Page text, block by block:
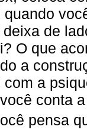
quando
de
O que
a
com a
conta
pensa